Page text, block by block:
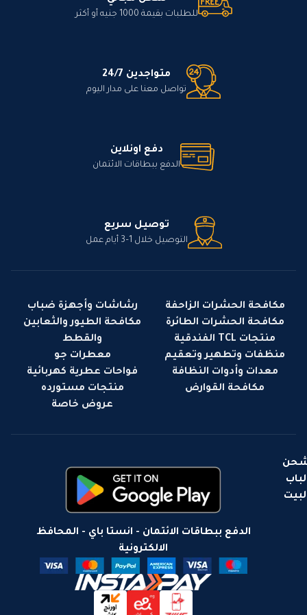
للطلبات بقيمة 1000 جنيه أو أكثر
متواجدين 24/7
تواصل معنا على مدار اليوم
دفع اونلاين
الدفع ببطاقات الائتمان
توصيل سريع
التوصيل خلال 1–3 أيام عمل
مكافحة الحشرات الزاحفة
مكافحة الحشرات الطائرة
منتجات TCL الفندقية
منظفات وتطهير وتعقيم
معدات وأدوات النظافة
مكافحة القوارض
رشاشات وأجهزة ضباب
مكافحة الطيور والثعابين
والقطط
معطرات جو
فواحات عطرية كهربائية
منتجات مستورده
عروض خاصة
لباب
الدفع ببطاقات الائتمان - انستا باي - المحافظ
الالكترونية